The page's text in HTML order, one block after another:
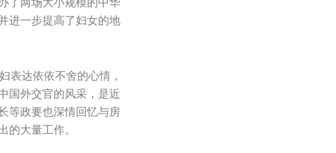
了两场大小规模的中华
进一步提高了妇女的地
表达依依不舍的心情，
国外交官的风采，是近
等政要也深情回忆与房
大量工作。